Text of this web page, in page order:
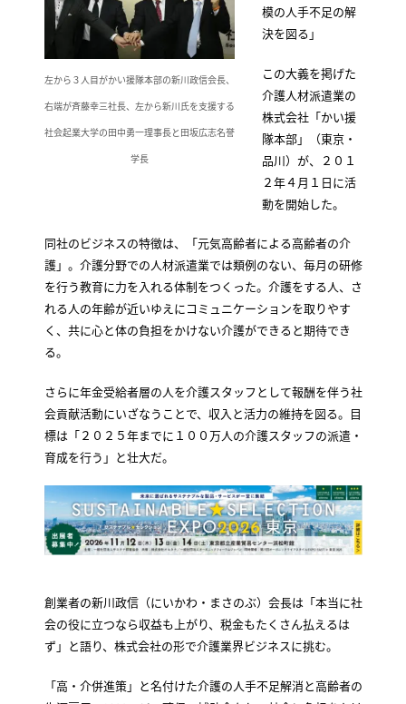
左から３人目がかい援隊本部の新川政信会長、
右端が斉藤幸三社長、左から新川氏を支援する
社会起業大学の田中勇一理事長と田坂広志名誉
学長
模の人手不足の解
決を図る」
この大義を掲げた
介護人材派遣業の
株式会社「かい援
隊本部」（東京・
品川）が、２０１
２年４月１日に活
動を開始した。
同社のビジネスの特徴は、「元気高齢者による高齢者の介
護」。介護分野での人材派遣業では類例のない、毎月の研修
を行う教育に力を入れる体制をつくった。介護をする人、さ
れる人の年齢が近いゆえにコミュニケーションを取りやす
く、共に心と体の負担をかけない介護ができると期待でき
る。
さらに年金受給者層の人を介護スタッフとして報酬を伴う社
会貢献活動にいざなうことで、収入と活力の維持を図る。目
標は「２０２５年までに１００万人の介護スタッフの派遣・
育成を行う」と壮大だ。
創業者の新川政信（にいかわ・まさのぶ）会長は「本当に社
会の役に立つなら収益も上がり、税金もたくさん払えるは
ず」と語り、株式会社の形で介護業界ビジネスに挑む。
「高・介併進策」と名付けた介護の人手不足解消と高齢者の